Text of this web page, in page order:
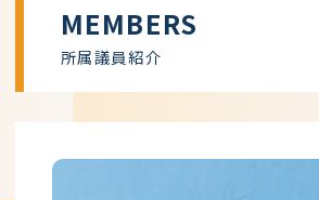
MEMBERS
所属議員紹介